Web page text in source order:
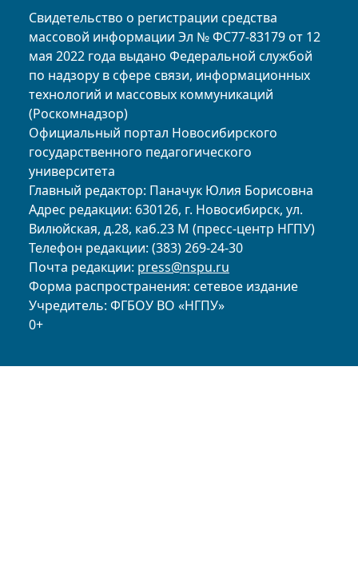
Свидетельство о регистрации средства
массовой информации Эл № ФС77-83179 от 12
мая 2022 года выдано Федеральной службой
по надзору в сфере связи, информационных
технологий и массовых коммуникаций
(Роскомнадзор)
Официальный портал Новосибирского
государственного педагогического
университета
Главный редактор: Паначук Юлия Борисовна
Адрес редакции: 630126, г. Новосибирск, ул.
Вилюйская, д.28, каб.23 М (пресс-центр НГПУ)
Телефон редакции: (383) 269-24-30
Почта редакции: press@nspu.ru
Форма распространения: сетевое издание
Учредитель: ФГБОУ ВО «НГПУ»
0+